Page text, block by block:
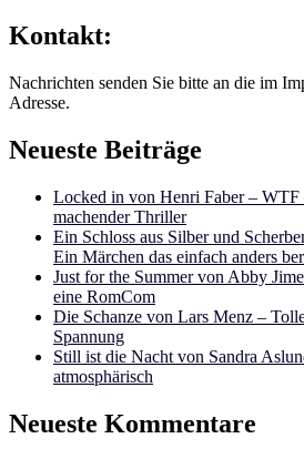
Kontakt:
Nachrichten senden Sie bitte an die im
Adresse.
Neueste Beiträge
Locked in von Henri Faber –
machender Thriller
Ein Schloss aus Silber und
Ein Märchen das einfach anders
Just for the Summer von Abby
eine RomCom
Die Schanze von Lars Menz –
Spannung
Still ist die Nacht von Sandra
atmosphärisch
Neueste Kommentare